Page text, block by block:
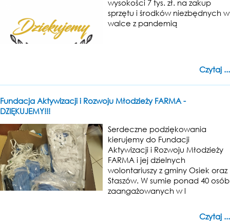
wysokości 7 tys. zł. na zakup
sprzętu i środków niezbędnych w
walce z pandemią
Czytaj ...
Fundacja Aktywizacji i Rozwoju Młodzieży FARMA -
DZIĘKUJEMY!!!
Serdeczne podziękowania
kierujemy do Fundacji
Aktywizacji i Rozwoju Młodzieży
FARMA i jej dzielnych
wolontariuszy z gminy Osiek oraz
Staszów. W sumie ponad 40 osób
zaangażowanych w l
Czytaj ...